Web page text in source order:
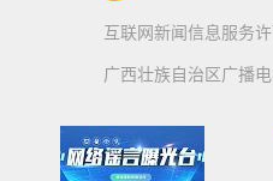
互联网新闻信息服务
广西壮族自治区广播